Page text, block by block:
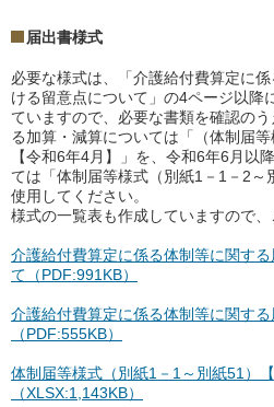
届出書様式
必要な様式は、「介護給付費算定に
ける留意点について」の4ページ以降
ていますので、必要な書類を確認の
る加算・減算については「（体制届等
【令和6年4月】」を、令和6年6月以
ては「体制届等様式（別紙1－1－2～
使用してください。
様式の一覧表も作成していますので、
介護給付費算定に係る体制等に関す
て（PDF:991KB）
介護給付費算定に係る体制等に関す
（PDF:555KB）
体制届等様式（別紙1－1～別紙51）【
（XLSX:1,143KB）